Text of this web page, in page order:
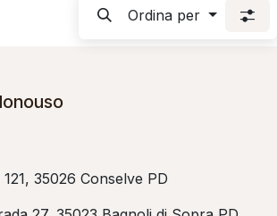
Ordina per
35026 Conselve PD